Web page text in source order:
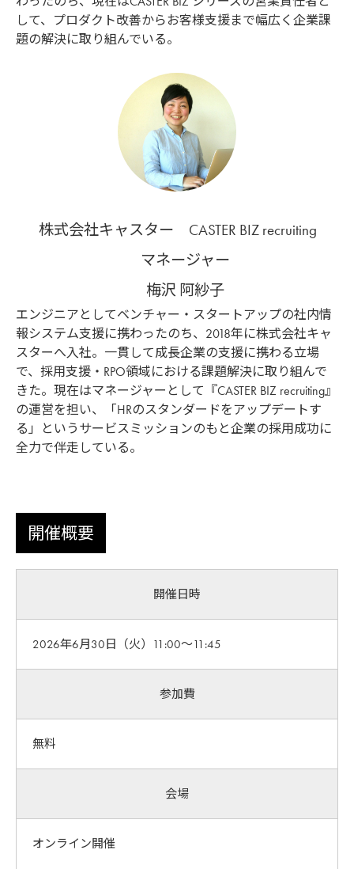
して、プロダクト改善からお客様支援まで幅広く企業課
題の解決に取り組んでいる。
株式会社キャスター CASTER BIZ recruiting
マネージャー
梅沢 阿紗子
エンジニアとしてベンチャー・スタートアップの社内情
報システム支援に携わったのち、2018年に株式会社キャ
スターへ入社。一貫して成長企業の支援に携わる立場
で、採用支援・RPO領域における課題解決に取り組んで
きた。現在はマネージャーとして『CASTER BIZ recruiting』
の運営を担い、「HRのスタンダードをアップデートす
る」というサービスミッションのもと企業の採用成功に
全力で伴走している。
開催概要
開催日時
2026年6月30日（火）11:00〜11:45
参加費
無料
会場
オンライン開催